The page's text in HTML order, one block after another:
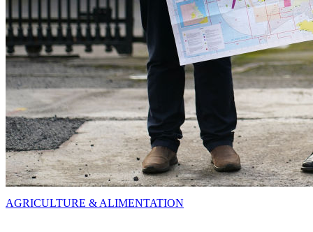
AGRICULTURE & ALIMENTATION